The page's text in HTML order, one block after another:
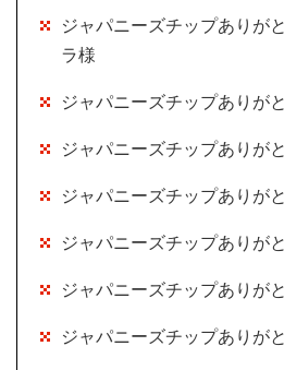
ジャパニーズチップありが
ラ様
ジャパニーズチップありが
ジャパニーズチップありが
ジャパニーズチップありが
ジャパニーズチップありが
ジャパニーズチップありが
ジャパニーズチップありが